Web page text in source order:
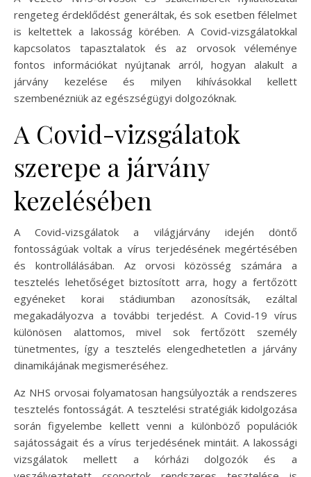
rengeteg érdeklődést generáltak, és sok esetben félelmet
is keltettek a lakosság körében. A Covid-vizsgálatokkal
kapcsolatos tapasztalatok és az orvosok véleménye
fontos információkat nyújtanak arról, hogyan alakult a
járvány kezelése és milyen kihívásokkal kellett
szembenézniük az egészségügyi dolgozóknak.
A Covid-vizsgálatok
szerepe a járvány
kezelésében
A Covid-vizsgálatok a világjárvány idején döntő
fontosságúak voltak a vírus terjedésének megértésében
és kontrollálásában. Az orvosi közösség számára a
tesztelés lehetőséget biztosított arra, hogy a fertőzött
egyéneket korai stádiumban azonosítsák, ezáltal
megakadályozva a további terjedést. A Covid-19 vírus
különösen alattomos, mivel sok fertőzött személy
tünetmentes, így a tesztelés elengedhetetlen a járvány
dinamikájának megismeréséhez.
Az NHS orvosai folyamatosan hangsúlyozták a rendszeres
tesztelés fontosságát. A tesztelési stratégiák kidolgozása
során figyelembe kellett venni a különböző populációk
sajátosságait és a vírus terjedésének mintáit. A lakossági
vizsgálatok mellett a kórházi dolgozók és a